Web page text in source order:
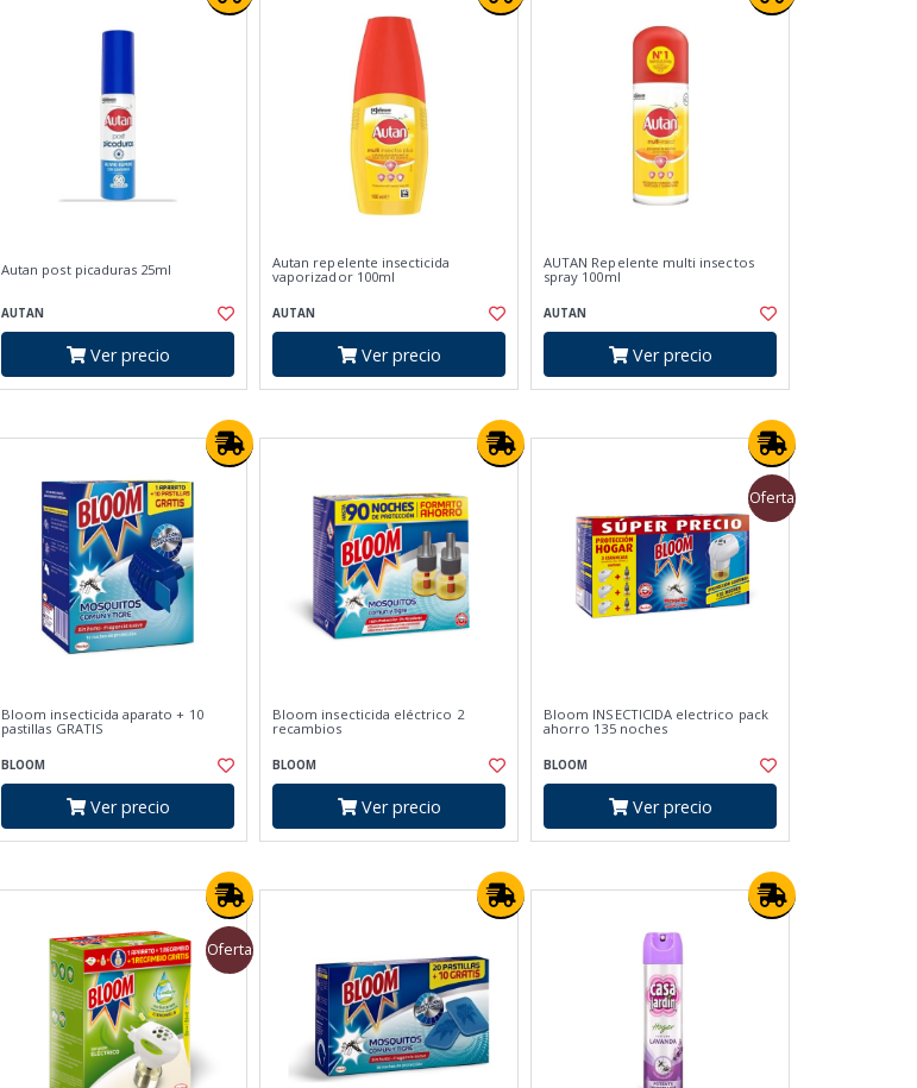
Autan post picaduras 25ml
AUTAN
Ver precio
Autan repelente insecticida
vaporizador 100ml
AUTAN
Ver precio
AUTAN Repelente multi insectos
spray 100ml
AUTAN
Ver precio
Bloom insecticida aparato + 10
pastillas GRATIS
BLOOM
Ver precio
Bloom insecticida eléctrico 2
recambios
BLOOM
Ver precio
Oferta
Bloom INSECTICIDA electrico pack
ahorro 135 noches
BLOOM
Ver precio
Oferta